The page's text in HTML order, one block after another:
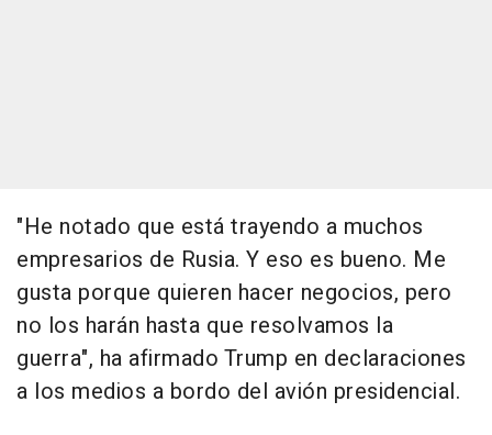
"He notado que está trayendo a muchos
empresarios de Rusia. Y eso es bueno. Me
gusta porque quieren hacer negocios, pero
no los harán hasta que resolvamos la
guerra", ha afirmado Trump en declaraciones
a los medios a bordo del avión presidencial.